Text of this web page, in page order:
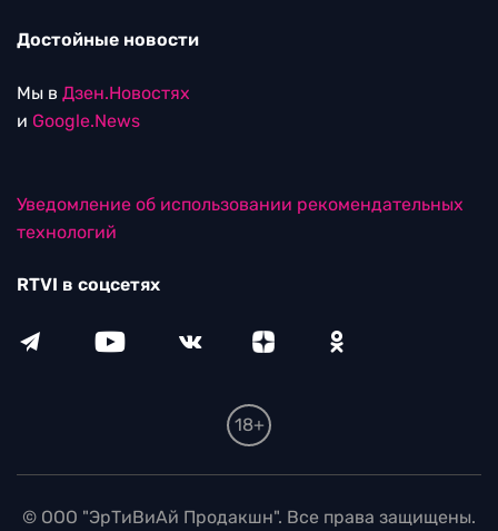
Достойные новости
Мы в Дзен.Новостях
и Google.News
Уведомление об использовании рекомендательных
технологий
RTVI в соцсетях
18+
© ООО "ЭрТиВиАй Продакшн". Все права защищены.